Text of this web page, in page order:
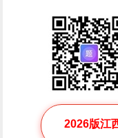
2026版江